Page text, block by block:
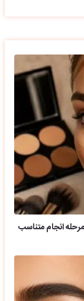
انجام متناسب